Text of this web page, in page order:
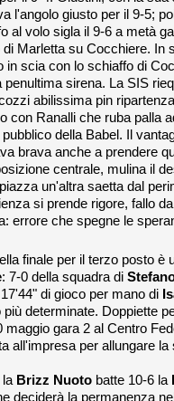
l'angolo giusto per il 9-5;
al volo sigla il 9-6 a metà
di Marletta su Cocchiere.
in scia con lo schiaffo di
penultima sirena. La SIS
abilissima pin
con Ranalli che ruba palla
della Babel. Il
brava anche a prendere
centrale, mulina il
un'altra saetta dal
si prende rigore, fallo
errore che spegne le
finale per il terzo posto è
: 7-0 della squadra di
di gioco per mano di
determinate. Doppiette
maggio gara 2 al Centro
all'impresa per allungare la
la Brizz Nuoto batte 10-6 la
deciderà la permanenza